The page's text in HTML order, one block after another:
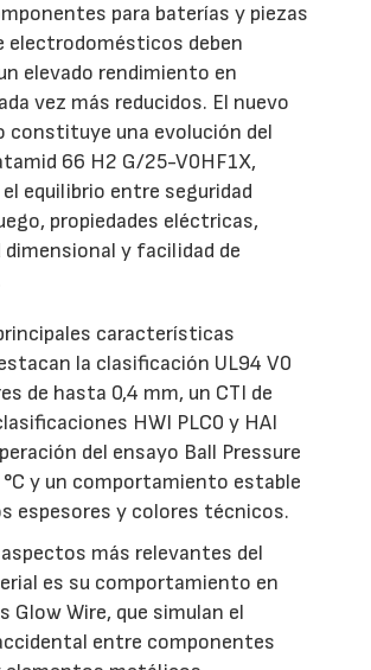
para baterías y piezas
electrodomésticos deben
elevado rendimiento en
vez más reducidos. El nuevo
constituye una evolución del
66 H2 G/25-V0HF1X,
equilibrio entre seguridad
propiedades eléctricas,
y facilidad de
características
la clasificación UL94 V0
de hasta 0,4 mm, un CTI de
HWI PLC0 y HAI
del ensayo Ball Pressure
y un comportamiento estable
espesores y colores técnicos.
más relevantes del
es su comportamiento en
Glow Wire, que simulan el
entre componentes